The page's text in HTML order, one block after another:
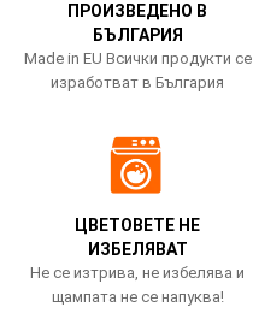
ПРОИЗВЕДЕНО В
БЪЛГАРИЯ
Made in EU Всички продукти се
изработват в България
ЦВЕТОВЕТЕ НЕ
ИЗБЕЛЯВАТ
Не се изтрива, не избелява и
щампата не се напуква!